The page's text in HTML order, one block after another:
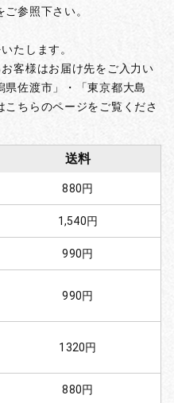
参照下さい。
たします。
客様はお届け先をご入力い
県佐渡市」・「東京都大島
ちらのページをご覧くださ
送料
880円
1,540円
990円
990円
1320円
880円